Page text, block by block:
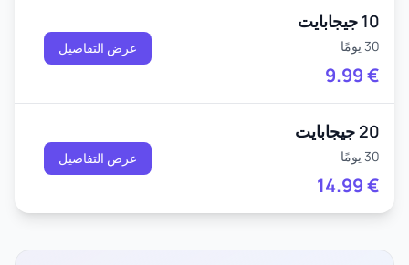
10 جيجابايت
30 يومًا
9.99€
عرض التفاصيل
20 جيجابايت
30 يومًا
14.99€
عرض التفاصيل